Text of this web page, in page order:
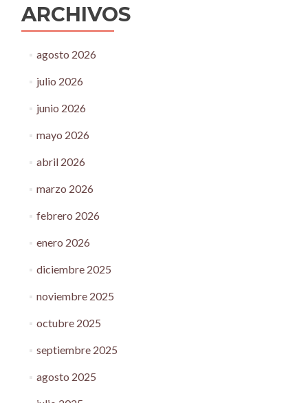
ARCHIVOS
agosto 2026
julio 2026
junio 2026
mayo 2026
abril 2026
marzo 2026
febrero 2026
enero 2026
diciembre 2025
noviembre 2025
octubre 2025
septiembre 2025
agosto 2025